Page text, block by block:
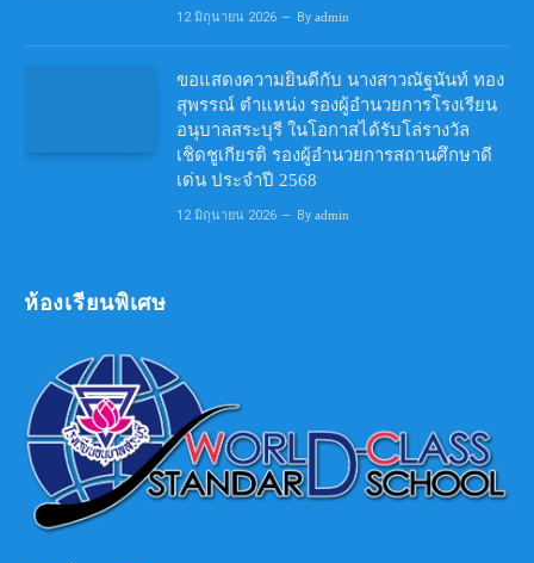
12 มิถุนายน 2026 By admin
ขอแสดงความยินดีกับ นางสาวณัฐนันท์ ทอง
สุพรรณ์ ตำแหน่ง รองผู้อำนวยการโรงเรียน
อนุบาลสระบุรี ในโอกาสได้รับโล่รางวัล
เชิดชูเกียรติ รองผู้อำนวยการสถานศึกษาดี
เด่น ประจำปี 2568
12 มิถุนายน 2026 By admin
ห้องเรียนพิเศษ